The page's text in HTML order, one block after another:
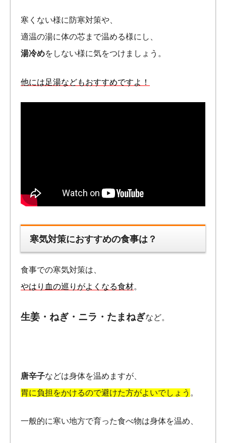
寒くない様に防寒対策や、
適温の湯に体の芯まで温める様にし、
湯冷めをしない様に気をつけましょう。
他には足湯などもおすすめですよ！
寒気対策におすすめの食事は？
食事での寒気対策は、
やはり血の巡りがよくなる食材。
生姜・ねぎ・ニラ・たまねぎなど。
唐辛子などは身体を温めますが、
胃に負担をかけるので避けた方がよいでしょう 。
一般的に寒い地方で育った食べ物は身体を温め、